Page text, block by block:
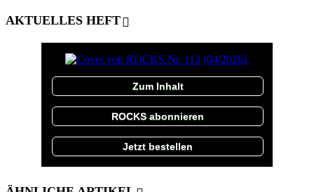
AKTUELLES HEFT
Zum Inhalt
ROCKS abonnieren
Jetzt bestellen